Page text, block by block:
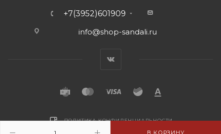
В КОРЗИНУ
+7(3952)601909
info@shop-sandali.ru
ПОЛИТИКА КОНФИДЕНЦИАЛЬНОСТИ